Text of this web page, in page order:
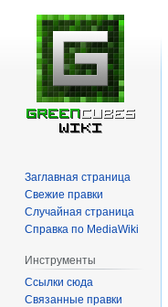
Заглавная страница
Свежие правки
Случайная страница
Справка по MediaWiki
Инструменты
Ссылки сюда
Связанные правки